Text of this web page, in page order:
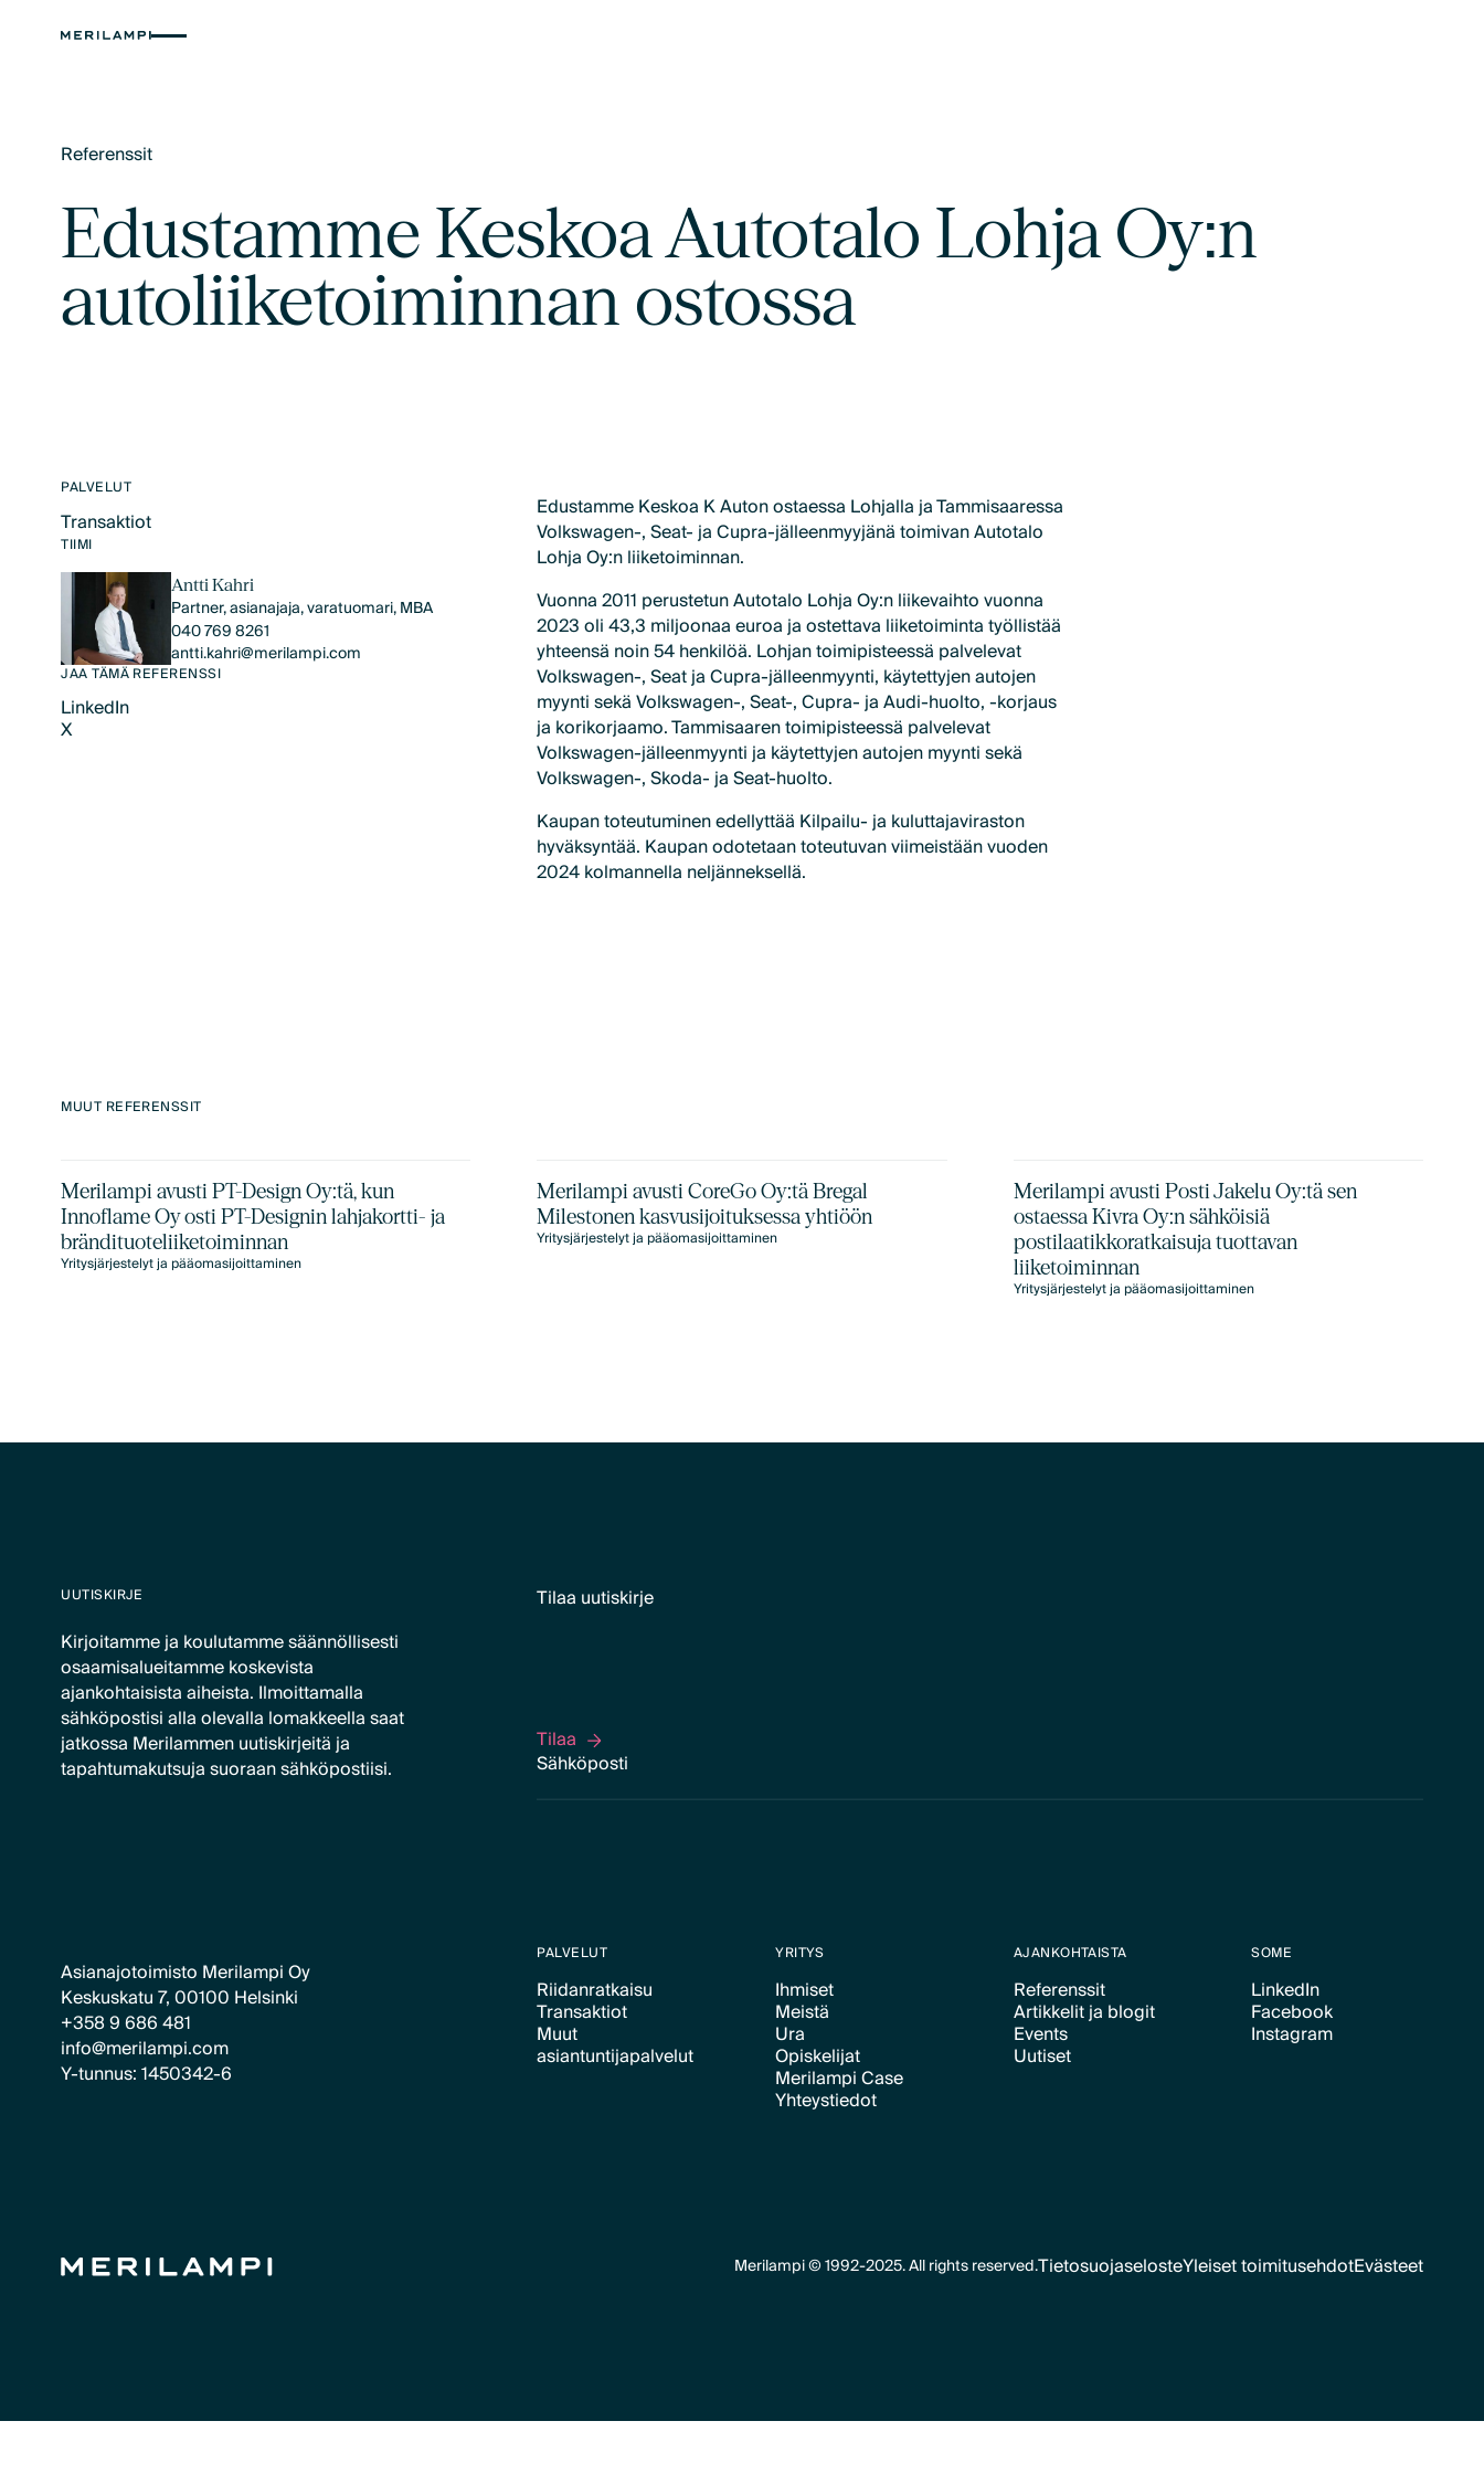
Referenssit
Edustamme Keskoa Autotalo Lohja Oy:n
autoliiketoiminnan ostossa
PALVELUT
Transaktiot
Text Link
TIIMI
Antti Kahri
Partner, asianajaja, varatuomari, MBA
040 769 8261
antti.kahri@merilampi.com
JAA TÄMÄ REFERENSSI
LinkedIn
LinkedIn
X
Edustamme Keskoa K Auton ostaessa Lohjalla ja Tammisaaressa
Volkswagen-, Seat- ja Cupra-jälleenmyyjänä toimivan Autotalo
Lohja Oy:n liiketoiminnan.
Vuonna 2011 perustetun Autotalo Lohja Oy:n liikevaihto vuonna
2023 oli 43,3 miljoonaa euroa ja ostettava liiketoiminta työllistää
yhteensä noin 54 henkilöä. Lohjan toimipisteessä palvelevat
Volkswagen-, Seat ja Cupra-jälleenmyynti, käytettyjen autojen
myynti sekä Volkswagen-, Seat-, Cupra- ja Audi-huolto, -korjaus
ja korikorjaamo. Tammisaaren toimipisteessä palvelevat
Volkswagen-jälleenmyynti ja käytettyjen autojen myynti sekä
Volkswagen-, Skoda- ja Seat-huolto.
Kaupan toteutuminen edellyttää Kilpailu- ja kuluttajaviraston
hyväksyntää. Kaupan odotetaan toteutuvan viimeistään vuoden
2024 kolmannella neljänneksellä.
MUUT REFERENSSIT
Merilampi avusti PT-Design Oy:tä, kun
Innoflame Oy osti PT-Designin lahjakortti- ja
brändituoteliiketoiminnan
Yritysjärjestelyt ja pääomasijoittaminen
Merilampi avusti CoreGo Oy:tä Bregal
Milestonen kasvusijoituksessa yhtiöön
Yritysjärjestelyt ja pääomasijoittaminen
Merilampi avusti Posti Jakelu Oy:tä sen
ostaessa Kivra Oy:n sähköisiä
postilaatikkoratkaisuja tuottavan
liiketoiminnan
Yritysjärjestelyt ja pääomasijoittaminen
UUTISKIRJE
Kirjoitamme ja koulutamme säännöllisesti
osaamisalueitamme koskevista
ajankohtaisista aiheista. Ilmoittamalla
sähköpostisi alla olevalla lomakkeella saat
jatkossa Merilammen uutiskirjeitä ja
tapahtumakutsuja suoraan sähköpostiisi.
Tilaa uutiskirje
Tilaa
Tilaa
Asianajotoimisto Merilampi Oy
Keskuskatu 7, 00100 Helsinki
+358 9 686 481
info@merilampi.com
Y-tunnus: 1450342-6
PALVELUT
Riidanratkaisu
Text Link
Transaktiot
Text Link
Muut
asiantuntijapalvelut
YRITYS
Ihmiset
Text Link
Meistä
Text Link
Ura
Text Link
Opiskelijat
Text Link
Merilampi Case
Text Link
Yhteystiedot
AJANKOHTAISTA
Referenssit
Text Link
Artikkelit ja blogit
Text Link
Events
Text Link
Uutiset
SOME
LinkedIn
Text Link
Facebook
Text Link
Instagram
Merilampi © 1992-2025. All rights reserved.TietosuojaselosteYleiset toimitusehdotEvästeet